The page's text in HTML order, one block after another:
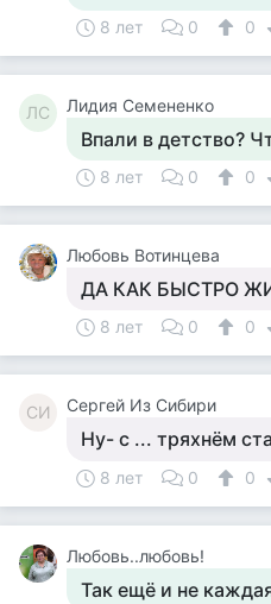
8 лет 0 0
ЛС Лидия Семененко
Впали в детство?
8 лет 0 0
Любовь Вотинцева
ДА КАК БЫСТРО
8 лет 0 0
CИ Cергей Из Сибири
Ну- с ... тряхнём
8 лет 0 0
Любовь..любовь!
Так ещё и не